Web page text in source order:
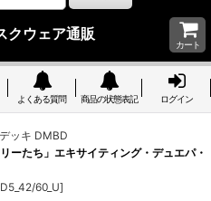
クウェア通販
カート
よくある質問 商品の状態表記 ログイン
ッキ DMBD
たち」エキサイティング・デュエパ・
60_U]